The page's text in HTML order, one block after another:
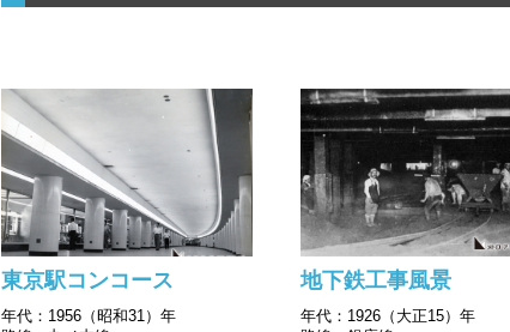
東京駅コンコース
年代：1956（昭和31）年
地下鉄工事風景
年代：1926（大正15）年